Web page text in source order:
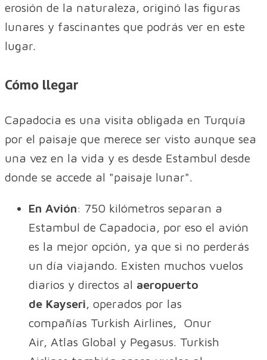
erosión de la naturaleza, originó las figuras
lunares y fascinantes que podrás ver en este
lugar.
Cómo llegar
Capadocia es una visita obligada en Turquía
por el paisaje que merece ser visto aunque sea
una vez en la vida y es desde Estambul desde
donde se accede al "paisaje lunar".
En Avión: 750 kilómetros separan a
Estambul de Capadocia, por eso el avión
es la mejor opción, ya que si no perderás
un día viajando. Existen muchos vuelos
diarios y directos al aeropuerto
de Kayseri, operados por las
compañías Turkish Airlines, Onur
Air, Atlas Global y Pegasus. Turkish